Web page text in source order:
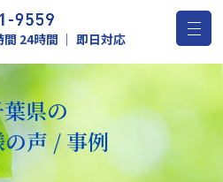
24時間 ｜ 即日対応
県の
声 / 事例